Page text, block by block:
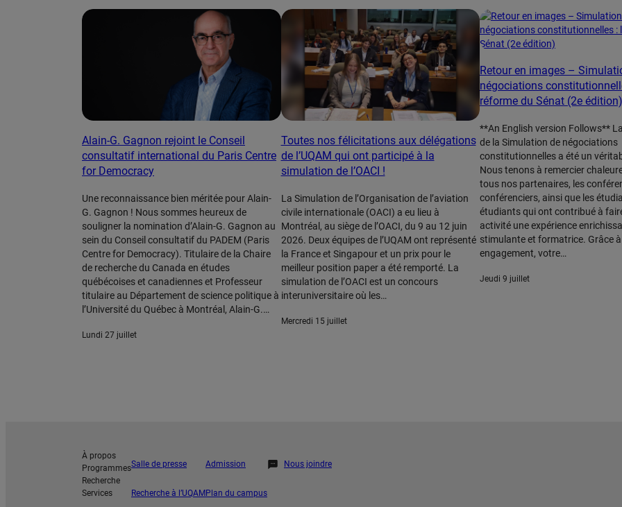
Alain-G. Gagnon rejoint le Conseil
consultatif international du Paris Centre
for Democracy
Une reconnaissance bien méritée pour Alain-
G. Gagnon ! Nous sommes heureux de
souligner la nomination d’Alain-G. Gagnon au
sein du Conseil consultatif du PADEM (Paris
Centre for Democracy). Titulaire de la Chaire
de recherche du Canada en études
québécoises et canadiennes et Professeur
titulaire au Département de science politique à
l’Université du Québec à Montréal, Alain-G.…
lundi 27 juillet
Toutes nos félicitations aux délégations
de l’UQAM qui ont participé à la
simulation de l’OACI !
La Simulation de l’Organisation de l’aviation
civile internationale (OACI) a eu lieu à
Montréal, au siège de l’OACI, du 9 au 12 juin
2026. Deux équipes de l’UQAM ont représenté
la France et Singapour et un prix pour le
meilleur position paper a été remporté. La
simulation de l’OACI est un concours
interuniversitaire où les…
mercredi 15 juillet
Retour en images –
négociations
réforme du Sénat (2e édition)
**An English version Follows**
de la Simulation de négociations
constitutionnelles a été un
Nous tenons à remercier
tous nos partenaires, les
conférenciers, ainsi que les
étudiants qui ont contribué à
activité une expérience
stimulante et formatrice. Grâce
engagement, votre…
jeudi 9 juillet
À propos
Programmes
Recherche
Services
Salle de presse
Recherche à l’UQAM
Admission
Plan du campus
Nous joindre